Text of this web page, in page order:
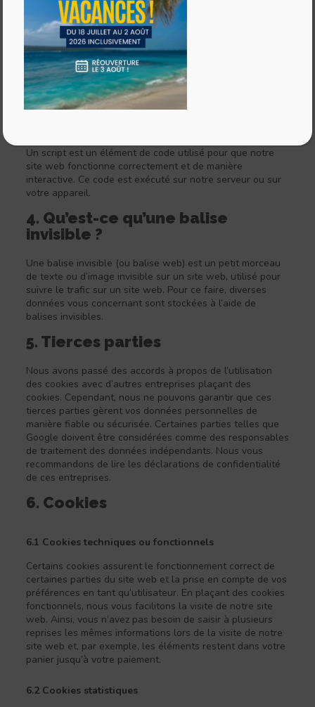
Un cookie est un petit fichier simple envoyé avec les
pages de ce site web et stocké par votre navigateur sur le
disque dur de votre ordinateur ou d’un autre appareil. Les
informations qui y sont stockées peuvent être renvoyées à
nos serveurs ou aux serveurs des tierces parties
concernées lors d’une visite ultérieure.
Un script est un élément de code utilisé pour que notre
site web fonctionne correctement et de manière
interactive. Ce code est exécuté sur notre serveur ou sur
votre appareil.
4. Qu’est-ce qu’une balise
invisible ?
Une balise invisible (ou balise web) est un petit morceau
de texte ou d’image invisible sur un site web, utilisé pour
suivre le trafic sur un site web. Pour ce faire, diverses
données vous concernant sont stockées à l’aide de
balises invisibles.
5. Tierces parties
Nous avons passé des accords à propos de l’utilisation
des cookies avec d’autres entreprises plaçant des
cookies. Cependant, nous ne pouvons garantir que ces
tierces parties gèrent vos données personnelles de
manière fiable ou sécurisée. Certaines parties telles que
Google doivent être considérées comme des responsables
de traitement des données indépendants. Nous vous
recommandons de lire les déclarations de confidentialité
de ces entreprises.
6. Cookies
6.1 Cookies techniques ou fonctionnels
Certains cookies assurent le fonctionnement correct de
certaines parties du site web et la prise en compte de vos
préférences en tant qu’utilisateur. En plaçant des cookies
fonctionnels, nous vous facilitons la visite de notre site
web. Ainsi, vous n’avez pas besoin de saisir à plusieurs
reprises les mêmes informations lors de la visite de notre
site web et, par exemple, les éléments restent dans votre
panier jusqu’à votre paiement.
6.2 Cookies statistiques